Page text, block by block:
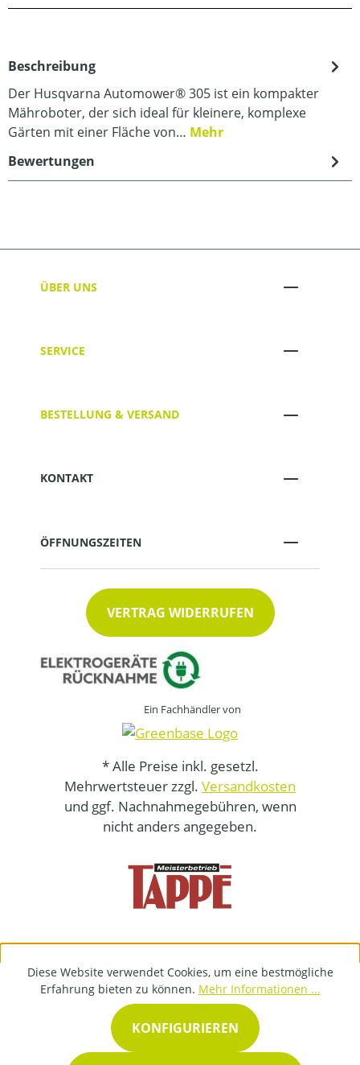
Beschreibung
Der Husqvarna Automower® 305 ist ein kompakter
Mähroboter, der sich ideal für kleinere, komplexe
Gärten mit einer Fläche von… Mehr
Bewertungen
ÜBER UNS
SERVICE
BESTELLUNG & VERSAND
KONTAKT
ÖFFNUNGSZEITEN
VERTRAG WIDERRUFEN
Ein Fachhändler von
* Alle Preise inkl. gesetzl.
Mehrwertsteuer zzgl. Versandkosten
und ggf. Nachnahmegebühren, wenn
nicht anders angegeben.
Diese Website verwendet Cookies, um eine bestmögliche
Erfahrung bieten zu können. Mehr Informationen ...
KONFIGURIEREN